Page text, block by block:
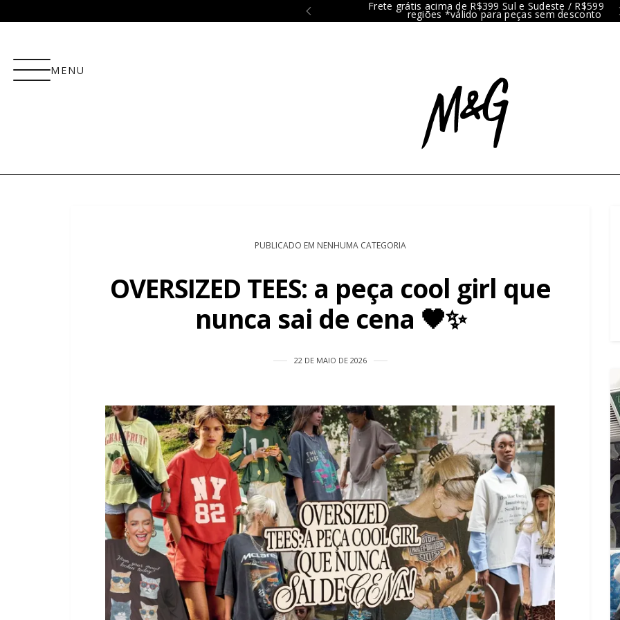
Frete grátis acima de R$399 Sul e Sudeste / R$599 demais
regiões *válido para peças sem desconto
MENU
PUBLICADO EM NENHUMA CATEGORIA
OVERSIZED TEES: a peça cool girl que
nunca sai de cena 🖤✨
22 DE MAIO DE 2026